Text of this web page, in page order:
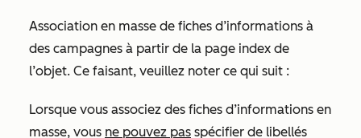
Association en masse de fiches d’informations à
des campagnes à partir de la page index de
l’objet. Ce faisant, veuillez noter ce qui suit :
Lorsque vous associez des fiches d’informations en
masse, vous ne pouvez pas spécifier de libellés